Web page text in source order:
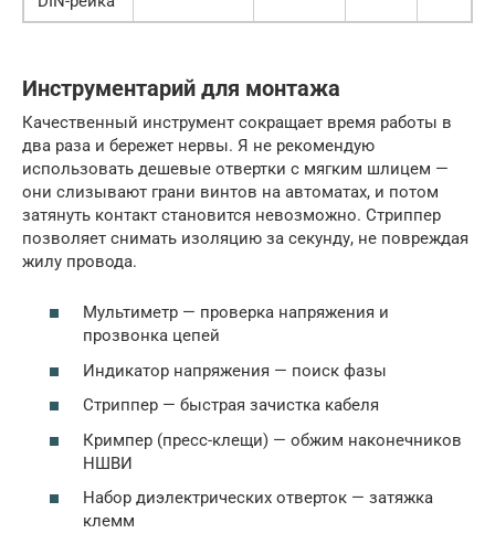
Инструментарий для монтажа
Качественный инструмент сокращает время работы в
два раза и бережет нервы. Я не рекомендую
использовать дешевые отвертки с мягким шлицем —
они слизывают грани винтов на автоматах, и потом
затянуть контакт становится невозможно. Стриппер
позволяет снимать изоляцию за секунду, не повреждая
жилу провода.
Мультиметр — проверка напряжения и
прозвонка цепей
Индикатор напряжения — поиск фазы
Стриппер — быстрая зачистка кабеля
Кримпер (пресс-клещи) — обжим наконечников
НШВИ
Набор диэлектрических отверток — затяжка
клемм